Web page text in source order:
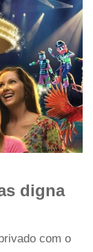
digna
com o